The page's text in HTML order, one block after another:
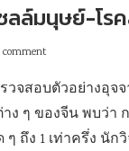
ลล์มนุษย์-โร
comment
จสอบตัวอย่างอุจ
ๆ ของจีน พบว่า
ถึง 1 เท่าครึ่ง นัก